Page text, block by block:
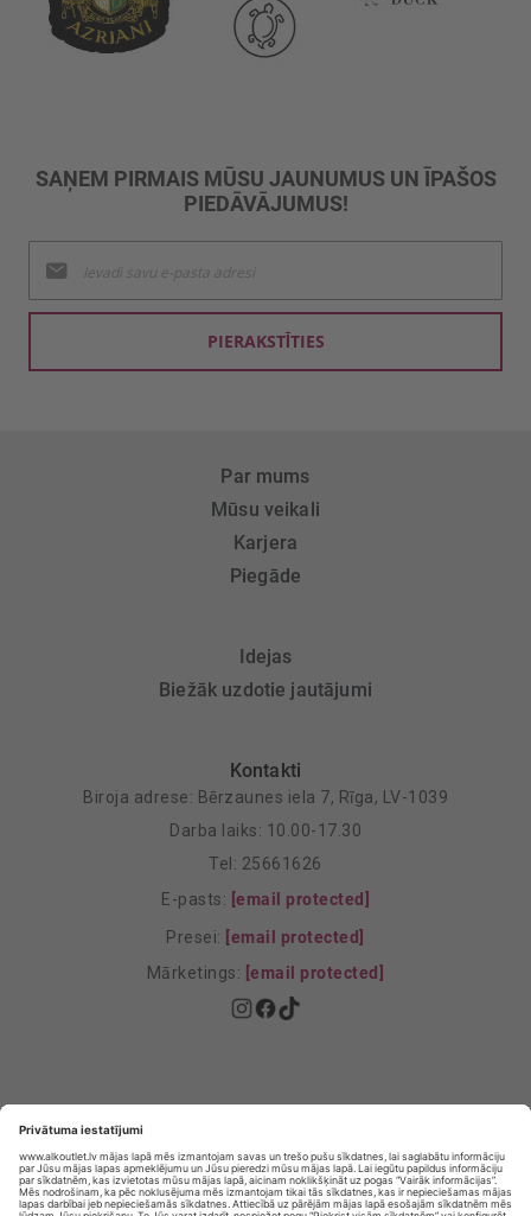
SAŅEM PIRMAIS MŪSU JAUNUMUS UN ĪPAŠOS
PIEDĀVĀJUMUS!
jaunumu
saņemšanai:
PIERAKSTĪTIES
Par mums
Mūsu veikali
Karjera
Piegāde
Idejas
Biežāk uzdotie jautājumi
Kontakti
Biroja adrese: Bērzaunes iela 7, Rīga, LV-1039
Darba laiks: 10.00-17.30
Tel: 25661626
E-pasts: [email protected]
Presei: [email protected]
Mārketings: [email protected]
Privātuma Iestatījumi
E-veikala lietošanas noteikumi